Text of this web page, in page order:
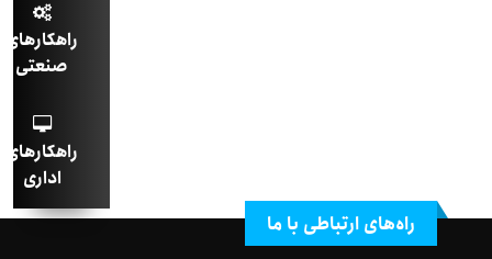
راهکارهای
صنعتی
راهکارهای
اداری
راه‌های ارتباطی با ما